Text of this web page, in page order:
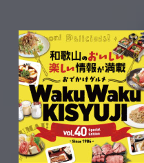
WTV
情報を
特別番組【8月】の情報を
わかや